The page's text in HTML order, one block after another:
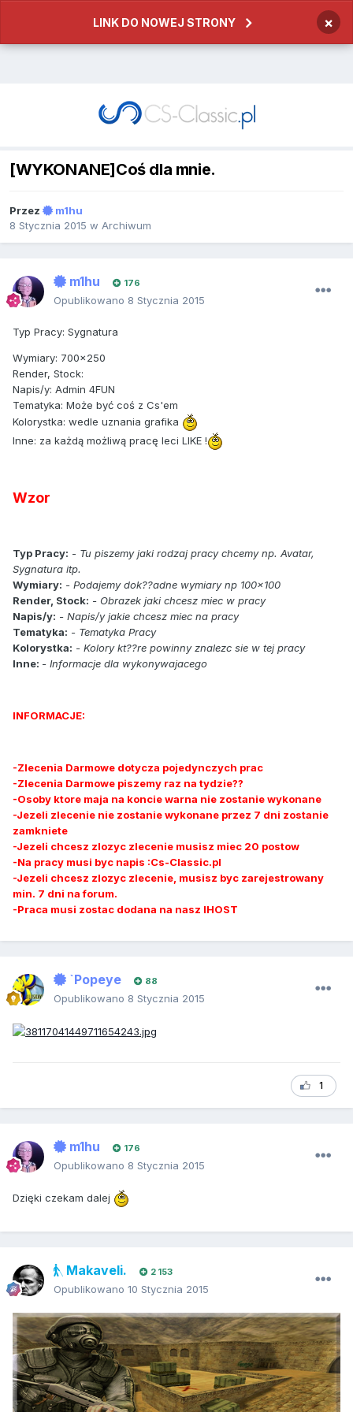
LINK DO NOWEJ STRONY ×
[WYKONANE]Coś dla mnie.
Przez
m1hu
8 Stycznia 2015 w Archiwum
m1hu 176
Opublikowano 8 Stycznia 2015
Typ Pracy: Sygnatura
Wymiary: 700x250
Render, Stock:
Napis/y: Admin 4FUN
Tematyka: Może być coś z Cs'em
Kolorystka: wedle uznania grafika
Inne: za każdą możliwą pracę leci LIKE !
Wzor
Typ Pracy: - Tu piszemy jaki rodzaj pracy chcemy np. Avatar,
Sygnatura itp.
Wymiary: - Podajemy dok??adne wymiary np 100x100
Render, Stock: - Obrazek jaki chcesz miec w pracy
Napis/y: - Napis/y jakie chcesz miec na pracy
Tematyka: - Tematyka Pracy
Kolorystka: - Kolory kt??re powinny znalezc sie w tej pracy
Inne: - Informacje dla wykonywajacego
INFORMACJE:
-Zlecenia Darmowe dotycza pojedynczych prac
-Zlecenia Darmowe piszemy raz na tydzie??
-Osoby ktore maja na koncie warna nie zostanie wykonane
-Jezeli zlecenie nie zostanie wykonane przez 7 dni zostanie
zamkniete
-Jezeli chcesz zlozyc zlecenie musisz miec 20 postow
-Na pracy musi byc napis :Cs-Classic.pl
-Jezeli chcesz zlozyc zlecenie, musisz byc zarejestrowany
min. 7 dni na forum.
-Praca musi zostac dodana na nasz IHOST
`Popeye 88
Opublikowano 8 Stycznia 2015
1
m1hu 176
Opublikowano 8 Stycznia 2015
Dzięki czekam dalej
Makaveli. 2 153
Opublikowano 10 Stycznia 2015